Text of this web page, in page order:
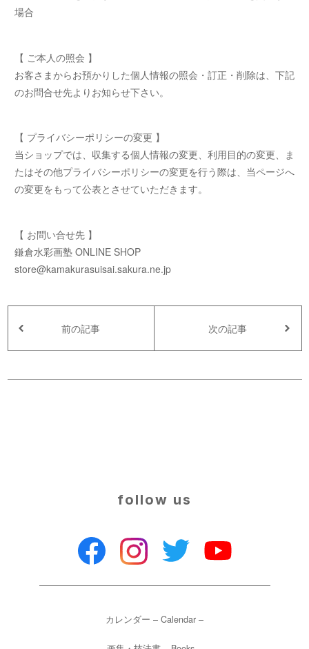
場合
【 ご本人の照会 】
お客さまからお預かりした個人情報の照会・訂正・削除は、下記
のお問合せ先よりお知らせ下さい。
【 プライバシーポリシーの変更 】
当ショップでは、収集する個人情報の変更、利用目的の変更、ま
たはその他プライバシーポリシーの変更を行う際は、当ページへ
の変更をもって公表とさせていただきます。
【 お問い合せ先 】
鎌倉水彩画塾 ONLINE SHOP
store@kamakurasuisai.sakura.ne.jp
前の記事 次の記事
follow us
カレンダー – Calendar –